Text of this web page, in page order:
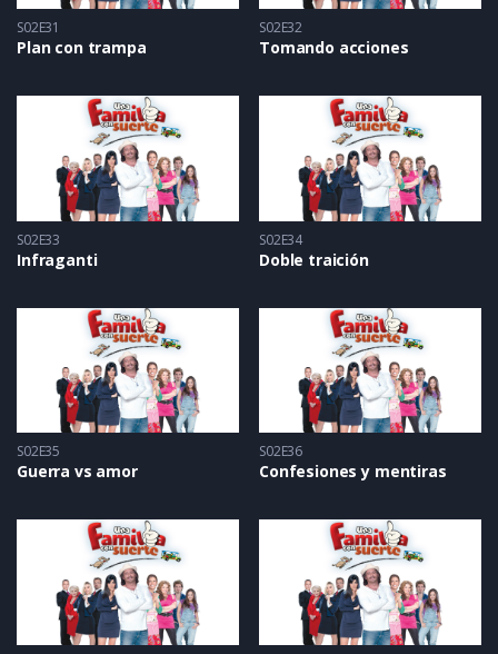
S02E31
Plan con trampa
S02E32
Tomando acciones
S02E33
Infraganti
S02E34
Doble traición
S02E35
Guerra vs amor
S02E36
Confesiones y mentiras